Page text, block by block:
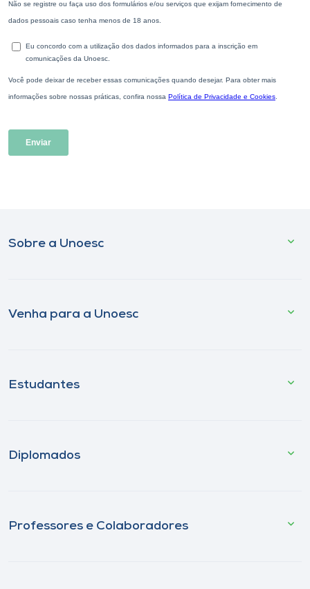
Sobre a Unoesc
Venha para a Unoesc
Estudantes
Diplomados
Professores e Colaboradores